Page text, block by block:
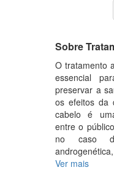
Sobre
O tratamento
essencial
preservar a
os efeitos da
cabelo é
entre o
no caso
Ver mais